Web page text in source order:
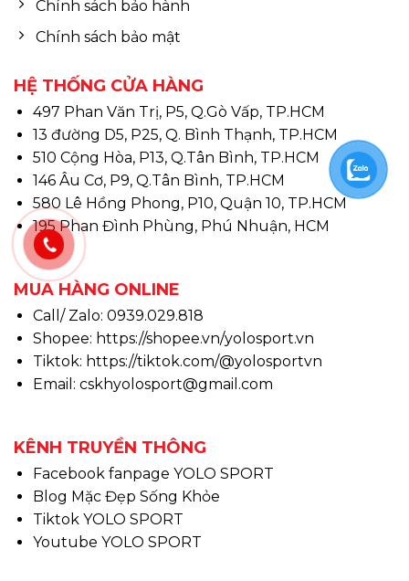
Chính sách bảo hành
Chính sách bảo mật
HỆ THỐNG CỬA HÀNG
497 Phan Văn Trị, P5, Q.Gò Vấp, TP.HCM
13 đường D5, P25, Q. Bình Thạnh, TP.HCM
510 Cộng Hòa, P13, Q.Tân Bình, TP.HCM
146 Âu Cơ, P9, Q.Tân Bình, TP.HCM
580 Lê Hồng Phong, P10, Quận 10, TP.HCM
195 Phan Đình Phùng, Phú Nhuận, HCM
MUA HÀNG ONLINE
Call/ Zalo: 0939.029.818
Shopee: https://shopee.vn/yolosport.vn
Tiktok: https://tiktok.com/@yolosportvn
Email: cskhyolosport@gmail.com
KÊNH TRUYỀN THÔNG
Facebook fanpage YOLO SPORT
Blog Mặc Đẹp Sống Khỏe
Tiktok YOLO SPORT
Youtube YOLO SPORT